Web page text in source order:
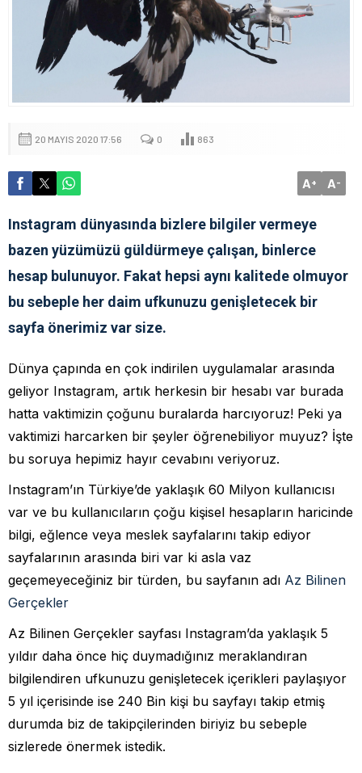
20 MAYIS 2020 17:56 0 863
A+ A-
Instagram dünyasında bizlere bilgiler vermeye
bazen yüzümüzü güldürmeye çalışan, binlerce
hesap bulunuyor. Fakat hepsi aynı kalitede olmuyor
bu sebeple her daim ufkunuzu genişletecek bir
sayfa önerimiz var size.
Dünya çapında en çok indirilen uygulamalar arasında
geliyor Instagram, artık herkesin bir hesabı var burada
hatta vaktimizin çoğunu buralarda harcıyoruz! Peki ya
vaktimizi harcarken bir şeyler öğrenebiliyor muyuz? İşte
bu soruya hepimiz hayır cevabını veriyoruz.
Instagram’ın Türkiye’de yaklaşık 60 Milyon kullanıcısı
var ve bu kullanıcıların çoğu kişisel hesapların haricinde
bilgi, eğlence veya meslek sayfalarını takip ediyor
sayfalarının arasında biri var ki asla vaz
geçemeyeceğiniz bir türden, bu sayfanın adı Az Bilinen
Gerçekler
Az Bilinen Gerçekler sayfası Instagram’da yaklaşık 5
yıldır daha önce hiç duymadığınız meraklandıran
bilgilendiren ufkunuzu genişletecek içerikleri paylaşıyor
5 yıl içerisinde ise 240 Bin kişi bu sayfayı takip etmiş
durumda biz de takipçilerinden biriyiz bu sebeple
sizlerede önermek istedik.